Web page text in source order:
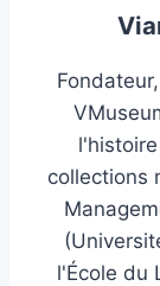
collections
l'École du